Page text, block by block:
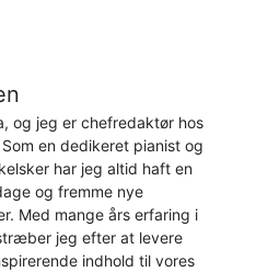
og jeg er chefredaktør hos
en dedikeret pianist og
har jeg altid haft en
og fremme nye
Med mange års erfaring i
jeg efter at levere
indhold til vores